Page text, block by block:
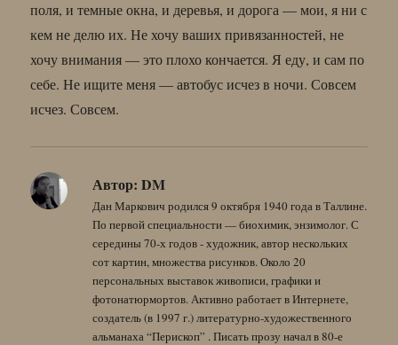
поля, и темные окна, и деревья, и дорога — мои, я ни с
кем не делю их. Не хочу ваших привязанностей, не
хочу внимания — это плохо кончается. Я еду, и сам по
себе. Не ищите меня — автобус исчез в ночи. Совсем
исчез. Совсем.
Автор: DM
Дан Маркович родился 9 октября 1940 года в Таллине.
По первой специальности — биохимик, энзимолог. С
середины 70-х годов - художник, автор нескольких
сот картин, множества рисунков. Около 20
персональных выставок живописи, графики и
фотонатюрмортов. Активно работает в Интернете,
создатель (в 1997 г.) литературно-художественного
альманаха “Перископ” . Писать прозу начал в 80-е